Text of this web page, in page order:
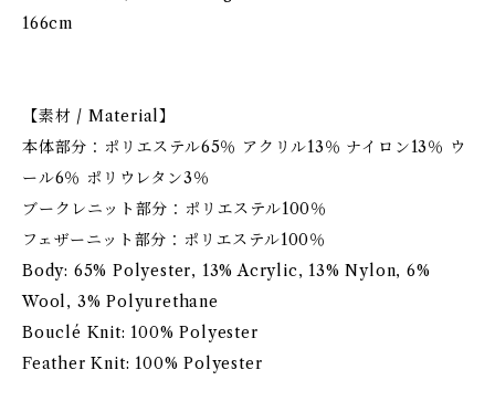
166cm
【素材 / Material】
本体部分：ポリエステル65％ アクリル13％ ナイロン13％ ウ
ール6％ ポリウレタン3％
ブークレニット部分：ポリエステル100％
フェザーニット部分：ポリエステル100％
Body: 65% Polyester, 13% Acrylic, 13% Nylon, 6%
Wool, 3% Polyurethane
Bouclé Knit: 100% Polyester
Feather Knit: 100% Polyester